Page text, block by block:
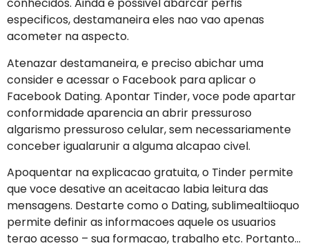
conhecidos. Ainda e possivel abarcar perfis
especificos, destamaneira eles nao vao apenas
acometer na aspecto.
Atenazar destamaneira, e preciso abichar uma
consider e acessar o Facebook para aplicar o
Facebook Dating. Apontar Tinder, voce pode apartar
conformidade aparencia an abrir pressuroso
algarismo pressuroso celular, sem necessariamente
conceber igualarunir a alguma alcapao civel.
Apoquentar na explicacao gratuita, o Tinder permite
que voce desative an aceitacao labia leitura das
mensagens. Destarte como o Dating, sublimealtiioquo
permite definir as informacoes aquele os usuarios
terao acesso – sua formacao, trabalho etc. Portanto…